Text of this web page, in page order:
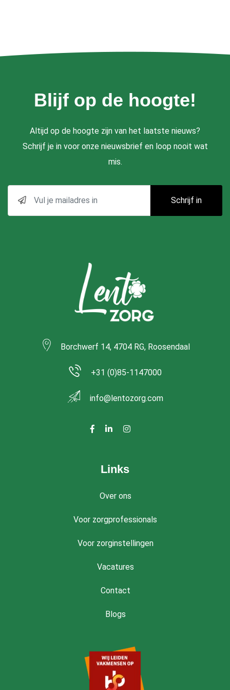
Blijf op de hoogte!
Altijd op de hoogte zijn van het laatste nieuws?
Schrijf je in voor onze nieuwsbrief en loop nooit wat
mis.
Schrijf in
Borchwerf 14, 4704 RG, Roosendaal
+31 (0)85-1147000
info@lentozorg.com
Links
Over ons
Voor zorgprofessionals
Voor zorginstellingen
Vacatures
Contact
Blogs